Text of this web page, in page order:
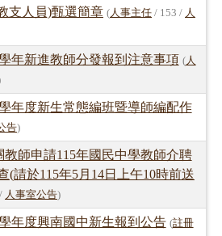
支人員)甄選簡章 (人事主任 / 153 / 人
年新進教師分發報到注意事項 (人
年度新生常態編班暨導師編配作
告)
教師申請115年國民中學教師介聘
(請於115年5月14日上午10時前送
人事室公告)
年度興南國中新生報到公告 (註冊